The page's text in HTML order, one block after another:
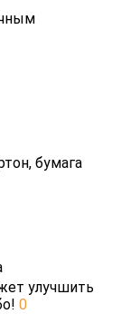
бумага
улучшить
0